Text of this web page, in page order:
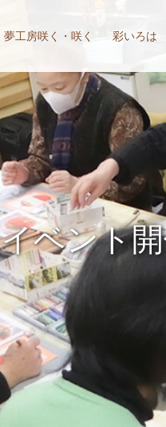
夢工房咲く・咲く 彩いろは
イベント開